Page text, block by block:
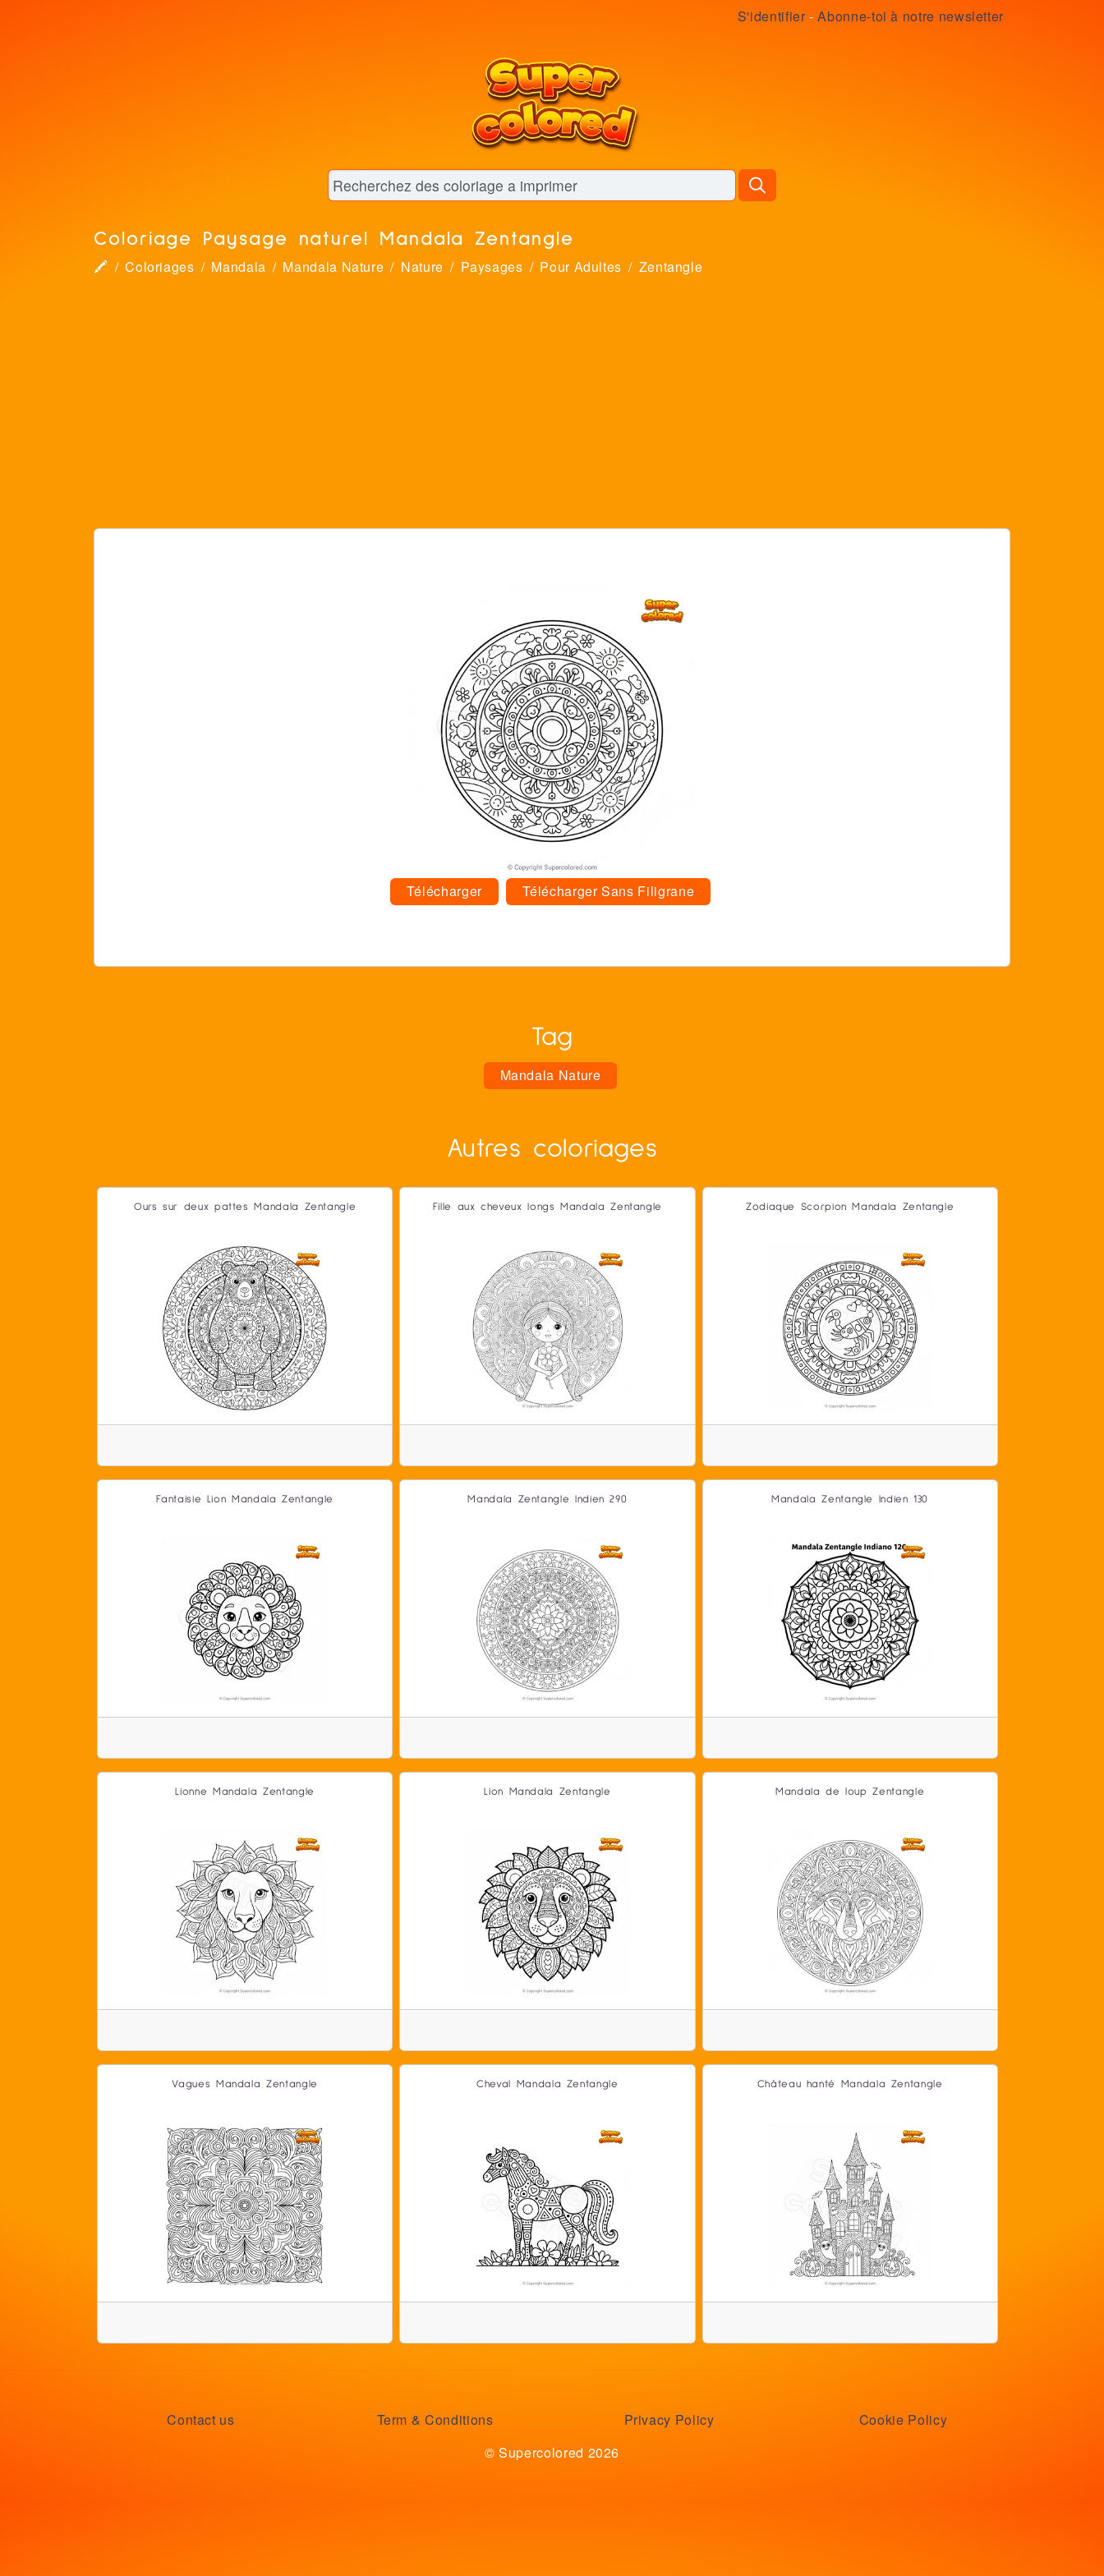
S'identifier -Abonne-toi à notre newsletter
Coloriage Paysage naturel Mandala Zentangle
🖍 Coloriages Mandala Mandala Nature Nature Paysages Pour Adultes Zentangle
Télécharger Télécharger Sans Filigrane
Tag
Mandala Nature
Autres coloriages
Ours sur deux pattes Mandala Zentangle Fille aux cheveux longs Mandala Zentangle Zodiaque Scorpion Mandala Zentangle
Fantaisie Lion Mandala Zentangle Mandala Zentangle Indien 290 Mandala Zentangle Indien 130
Lionne Mandala Zentangle Lion Mandala Zentangle Mandala de loup Zentangle
Vagues Mandala Zentangle Cheval Mandala Zentangle Château hanté Mandala Zentangle
Contact us Term & Conditions Privacy Policy
Cookie Policy
© Supercolored 2026